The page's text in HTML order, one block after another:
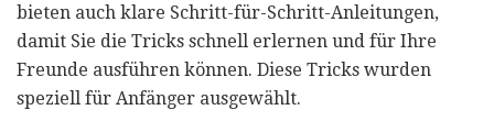
bieten auch klare Schritt-für-Schritt-Anleitungen,
damit Sie die Tricks schnell erlernen und für Ihre
Freunde ausführen können. Diese Tricks wurden
speziell für Anfänger ausgewählt.